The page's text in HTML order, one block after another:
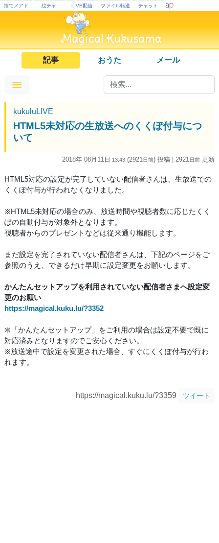
捨てメアド 絵チャ LIVE配信 ファイル転送 チャット
記事 おうた メール
kukuluLIVE
HTML5未対応の生放送へのくくぽ付与につ
いて
2018年 08月11日 13:43 (2921 日前) 投稿 | 2921 日前 更新
HTML5対応の設定が完了していない配信者さんは、生放送での
くくぽ付与が行われなくなりました。
※HTML5未対応の場合のみ、放送時間や視聴者数に応じたくく
ぽの自動付与が対象外となります。
視聴者からのプレゼントなどは従来通り機能します。
まだ設定を完了されていない配信者さんは、下記のページをご
参照のうえ、できるだけ早期に設定変更をお願いします。
かんたんセットアップを利用されていない配信者さまへ設定変
更のお願い
https://magical.kuku.lu/?3352
※「かんたんセットアップ」をご利用の場合は設定不要で既に
対応済みとなりますのでご安心ください。
※放送途中で設定を変更された場合、すぐにくくぽ付与が行わ
れます。
https://magical.kuku.lu/?3359 ツイート